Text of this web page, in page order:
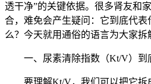
透干净”的关键依据。很多肾友和
合，难免会产生疑问：它到底代
么？今天就用通俗的语言为大家拆
一、尿素清除指数（Kt/V）到
要理解Kt/V，我们可以把它拆